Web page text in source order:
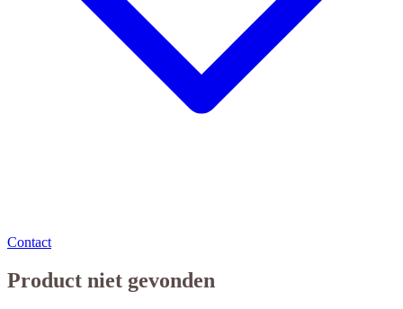
Contact
Product niet gevonden